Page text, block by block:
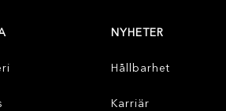
NYHETER
Hållbarhet
Karriär